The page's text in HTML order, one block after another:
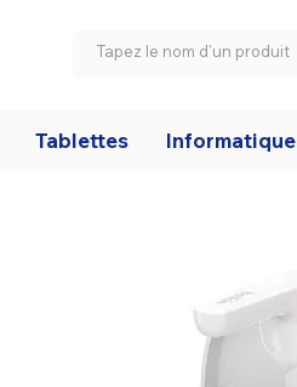
Tablettes Informatique